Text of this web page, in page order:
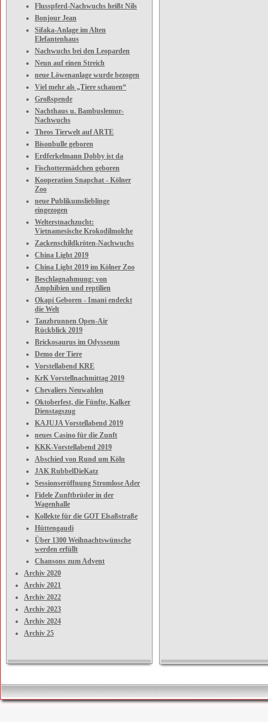
Flusspferd-Nachwuchs heißt Nils
Bonjour Jean
Sifaka-Anlage im Alten
Elefantenhaus
Nachwuchs bei den Leoparden
Neun auf einen Streich
neue Löwenanlage wurde bezogen
Viel mehr als „Tiere schauen“
Großspende
Nachthaus u. Bambuslemur-
Nachwuchs
Theos Tierwelt auf ARTE
Bisonbulle geboren
Erdferkelmann Dobby ist da
Fischottermädchen geboren
Kooperation Snapchat - Kölner
Zoo
neue Publikumslieblinge
eingezogen
Welterstnachzucht:
Vietnamesische Krokodilmolche
Zackenschildkröten-Nachwuchs
China Light 2019
China Light 2019 im Kölner Zoo
Beschlagnahmung: von
Amphibien und reptilien
Okapi Geboren - Imani endeckt
die Welt
Tanzbrunnen Open-Air
Rückblick 2019
Brickosaurus im Odysseum
Demo der Tiere
Vorstellabend KRE
KrK Vorstellnachmittag 2019
Chevaliers Neuwahlen
Oktoberfest, die Fünfte, Kalker
Dienstagszug
KAJUJA Vorstellabend 2019
neues Casino für die Zunft
KKK-Vorstellabend 2019
Abschied von Rund um Köln
JAK RubbelDieKatz
Sessionseröffnung Stromlose Ader
Fidele Zunftbrüder in der
Wagenhalle
Kollekte für die GOT Elsaßstraße
Hüttengaudi
Über 1300 Weihnachtswünsche
werden erfüllt
Chansons zum Advent
Archiv 2020
Archiv 2021
Archiv 2022
Archiv 2023
Archiv 2024
Archiv 25